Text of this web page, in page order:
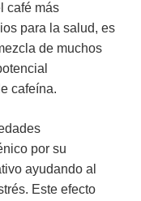
café más
para la salud, es
de muchos
cafeína.
por su
ayudando al
Este efecto